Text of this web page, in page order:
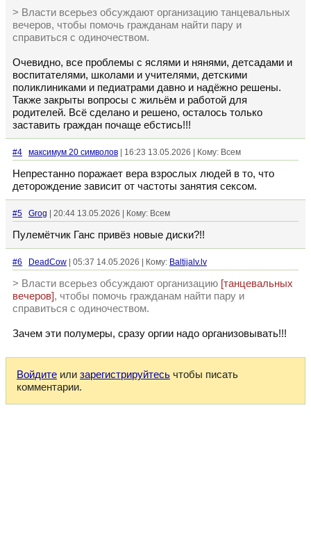
> Власти всерьез обсуждают организацию танцевальных
вечеров, чтобы помочь гражданам найти пару и
справиться с одиночеством.
Очевидно, все проблемы с яслями и нянями, детсадами и
воспитателями, школами и учителями, детскими
поликлиниками и педиатрами давно и надёжно решены.
Также закрыты вопросы с жильём и работой для
родителей. Всё сделано и решено, осталось только
заставить граждан почаще ебстись!!!
#4 максимум 20 символов | 16:23 13.05.2026 | Кому: Всем
Непрестанно поражает вера взрослых людей в то, что
деторождение зависит от частоты занятия сексом.
#5 Grog | 20:44 13.05.2026 | Кому: Всем
Пулемётчик Ганс привёз новые диски?!!
#6 DeadCow | 05:37 14.05.2026 | Кому: Baltijalv.lv
> Власти всерьез обсуждают организацию [танцевальных
вечеров], чтобы помочь гражданам найти пару и
справиться с одиночеством.
Зачем эти полумеры, сразу оргии надо организовывать!!!
Войдите или зарегистрируйтесь чтобы писать
комментарии.